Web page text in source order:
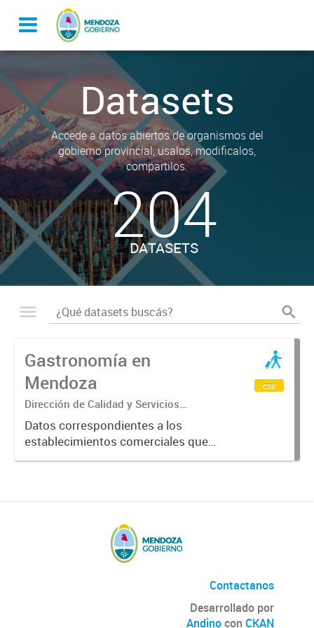
Datasets
Accede a datos abiertos de organismos del
gobierno provincial, usalos, modificalos,
compartilos.
204
DATASETS
Gastronomía en
Mendoza
Dirección de Calidad y Servicios
Turísticos
Datos correspondientes a los
establecimientos comerciales que
provén servicios turísticos de
csv
Contactanos
Desarrollado por
Andinocon CKAN